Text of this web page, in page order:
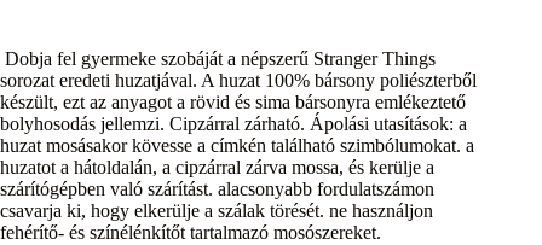
Dobja fel gyermeke szobáját a népszerű Stranger Things
sorozat eredeti huzatjával. A huzat 100% bársony poliészterből
készült, ezt az anyagot a rövid és sima bársonyra emlékeztető
bolyhosodás jellemzi. Cipzárral zárható. Ápolási utasítások: a
huzat mosásakor kövesse a címkén található szimbólumokat. a
huzatot a hátoldalán, a cipzárral zárva mossa, és kerülje a
szárítógépben való szárítást. alacsonyabb fordulatszámon
csavarja ki, hogy elkerülje a szálak törését. ne használjon
fehérítő- és színélénkítőt tartalmazó mosószereket.